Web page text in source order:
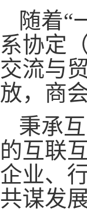
随着“
系协定
交流与
放，商
秉承
的互联
企业、
共谋发